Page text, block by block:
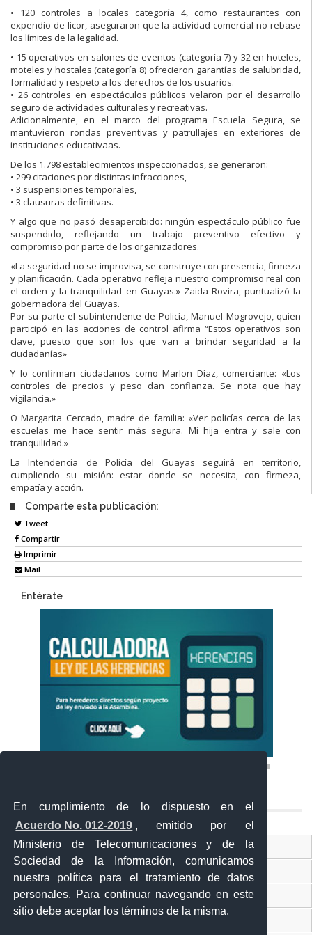
En cumplimiento de lo dispuesto en el
Acuerdo No. 012-2019 , emitido por el
Ministerio de Telecomunicaciones y de la
Sociedad de la Información, comunicamos
nuestra política para el tratamiento de datos
personales. Para continuar navegando en este
sitio debe aceptar los términos de la misma.
• 120 controles a locales categoría 4, como restaurantes con
expendio de licor, aseguraron que la actividad comercial no rebase
los límites de la legalidad.
• 15 operativos en salones de eventos (categoría 7) y 32 en hoteles,
moteles y hostales (categoría 8) ofrecieron garantías de salubridad,
formalidad y respeto a los derechos de los usuarios.
• 26 controles en espectáculos públicos velaron por el desarrollo
seguro de actividades culturales y recreativas.
Adicionalmente, en el marco del programa Escuela Segura, se
mantuvieron rondas preventivas y patrullajes en exteriores de
instituciones educativaas.
De los 1.798 establecimientos inspeccionados, se generaron:
• 299 citaciones por distintas infracciones,
• 3 suspensiones temporales,
• 3 clausuras definitivas.
Y algo que no pasó desapercibido: ningún espectáculo público fue
suspendido, reflejando un trabajo preventivo efectivo y
compromiso por parte de los organizadores.
«La seguridad no se improvisa, se construye con presencia, firmeza
y planificación. Cada operativo refleja nuestro compromiso real con
el orden y la tranquilidad en Guayas.» Zaida Rovira, puntualizó la
gobernadora del Guayas.
Por su parte el subintendente de Policía, Manuel Mogrovejo, quien
participó en las acciones de control afirma “Estos operativos son
clave, puesto que son los que van a brindar seguridad a la
ciudadanías»
Y lo confirman ciudadanos como Marlon Díaz, comerciante: «Los
controles de precios y peso dan confianza. Se nota que hay
vigilancia.»
O Margarita Cercado, madre de familia: «Ver policías cerca de las
escuelas me hace sentir más segura. Mi hija entra y sale con
tranquilidad.»
La Intendencia de Policía del Guayas seguirá en territorio,
cumpliendo su misión: estar donde se necesita, con firmeza,
empatía y acción.
Comparte esta publicación:
Tweet
Compartir
Imprimir
Mail
Entérate
Ventanilla Única Virtual
Ventanilla Única de Comercio Exterior
Gobierno Abierto